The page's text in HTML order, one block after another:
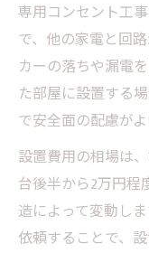
電気工事士不
電気工事
説
無資格で
エアコン
電気工事
配線不要
工事費用の相
専用コンセント工
で、他の家電と回
カーの落ちや漏電
た部屋に設置する
で安全面の配慮がよ
設置費用の相場は
台後半から2万円程
造によって変動し
依頼することで、